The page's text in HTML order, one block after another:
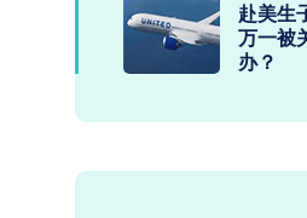
赴美生
万一被
办？